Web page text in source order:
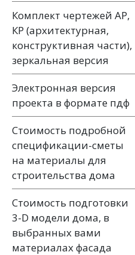
Комплект чертежей АР,
КР (архитектурная,
конструктивная части),
зеркальная версия
Электронная версия
проекта в формате пдф
Стоимость подробной
спецификации-сметы
на материалы для
строительства дома
Стоимость подготовки
3-D модели дома, в
выбранных вами
материалах фасада